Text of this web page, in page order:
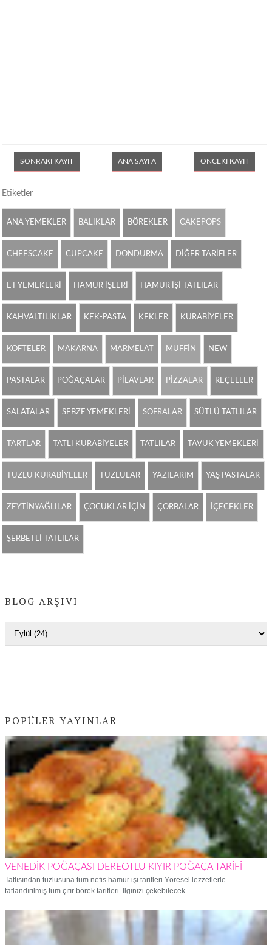
SONRAKI KAYIT ÖNCEKI KAYIT
ANA SAYFA
Etiketler
ANA YEMEKLER BALIKLAR BÖREKLER CAKEPOPS
CHEESCAKE CUPCAKE DONDURMA DİĞER TARİFLER
ET YEMEKLERİ HAMUR İŞLERİ HAMUR İŞİ TATLILAR
KAHVALTILIKLAR KEK-PASTA KEKLER KURABİYELER
KÖFTELER MAKARNA MARMELAT MUFFİN NEW
PASTALAR POĞAÇALAR PİLAVLAR PİZZALAR REÇELLER
SALATALAR SEBZE YEMEKLERİ SOFRALAR SÜTLÜ TATLILAR
TARTLAR TATLI KURABİYELER TATLILAR TAVUK YEMEKLERİ
TUZLU KURABİYELER TUZLULAR YAZILARIM YAŞ PASTALAR
ZEYTİNYAĞLILAR ÇOCUKLAR İÇİN ÇORBALAR İÇECEKLER
ŞERBETLİ TATLILAR
BLOG ARŞIVI
POPÜLER YAYINLAR
VENEDİK POĞAÇASI DEREOTLU KIYIR POĞAÇA TARİFİ
Tatlısından tuzlusuna tüm nefis hamur işi tarifleri Yöresel lezzetlerle
tatlandırılmış tüm çıtır börek tarifleri. İlginizi çekebilecek ...